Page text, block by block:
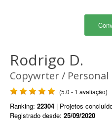
Rodrigo D.
Copywrter /
(5.0 - 1 avaliação)
Ranking: 22304 | Projetos
Registrado desde: 25/09/2020